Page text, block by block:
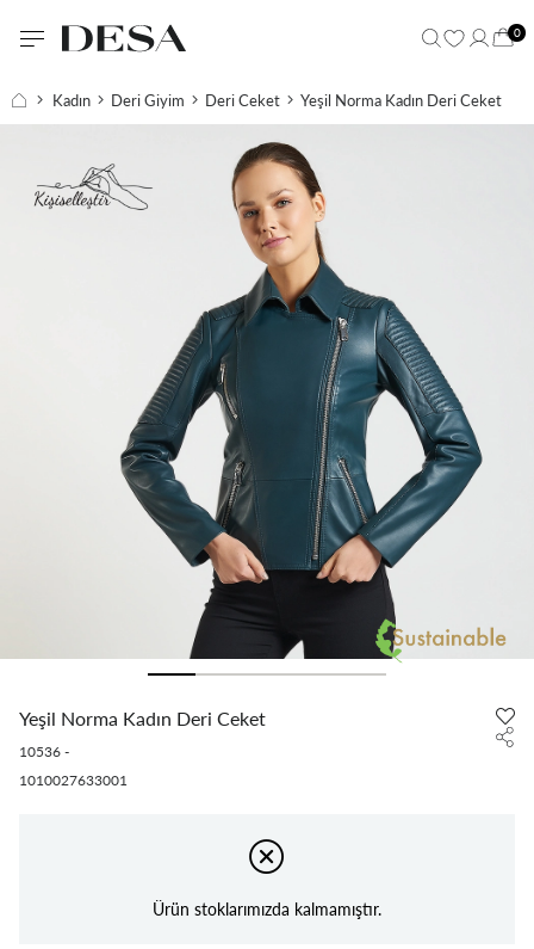
0
Kadın Deri Giyim Deri Ceket Yeşil Norma Kadın Deri Ceket
Yeşil Norma Kadın Deri Ceket
10536 -
1010027633001
Ürün stoklarımızda kalmamıştır.